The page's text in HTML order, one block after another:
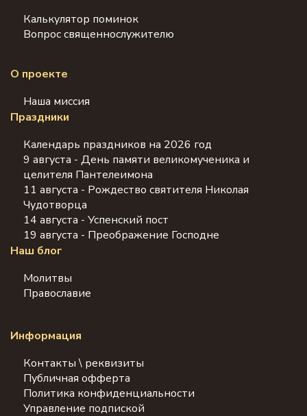
Калькулятор поминок
Вопрос священнослужителю
О проекте
Наша миссия
Праздники
Календарь праздников на 2026 год
9 августа - День памяти великомученика и
целителя Пантелеимона
11 августа - Рождество святителя Николая
Чудотворца
14 августа - Успенский пост
19 августа - Преображение Господне
Наш блог
Молитвы
Православие
Информация
Контакты \ реквизиты
Публичная офферта
Политика конфиденциальности
Управление подпиской